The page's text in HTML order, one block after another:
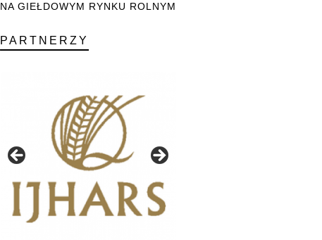
NA GIEŁDOWYM RYNKU ROLNYM
PARTNERZY